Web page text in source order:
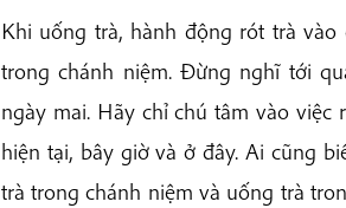
Khi uống trà, hành động rót trà
trong chánh niệm. Đừng nghĩ tới
ngày mai. Hãy chỉ chú tâm vào
hiện tại, bây giờ và ở đây. Ai cũng
trà trong chánh niệm và uống trà